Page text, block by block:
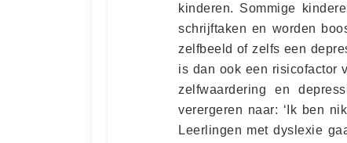
kinderen. Sommige
schrijftaken en worden
zelfbeeld of zelfs een
is dan ook een risicofactor
zelfwaardering en
verergeren naar: ‘Ik ben
Leerlingen met dyslexie